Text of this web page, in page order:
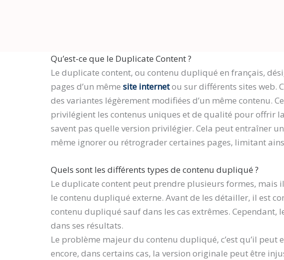
Qu’est-ce que le Duplicate Content ?
Le duplicate content, ou contenu dupliqué en français,
pages d’un même site internetou sur différents sites web.
des variantes légèrement modifiées d’un même contenu.
privilégient les contenus uniques et de qualité pour offrir
savent pas quelle version privilégier. Cela peut entraîner
même ignorer ou rétrograder certaines pages, limitant
Quels sont les différents types de contenu dupliqué ?
Le duplicate content peut prendre plusieurs formes, mais
le contenu dupliqué externe. Avant de les détailler, il est
contenu dupliqué sauf dans les cas extrêmes.
dans ses résultats.
Le problème majeur du contenu dupliqué, c’est qu’il peut
encore, dans certains cas, la version originale peut être